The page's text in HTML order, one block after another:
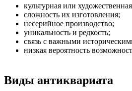
культурная или
сложность их изготовления;
несерийное производство;
уникальность и редкость;
связь с важными
низкая вероятность
Виды антиквариата